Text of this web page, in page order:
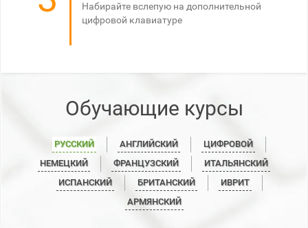
Набирайте вслепую на дополнительной
цифровой клавиатуре
Обучающие курсы
РУССКИЙ АНГЛИЙСКИЙ
ЦИФРОВОЙ
НЕМЕЦКИЙ
ФРАНЦУЗСКИЙ
ИТАЛЬЯНСКИЙ
ИСПАНСКИЙ
БРИТАНСКИЙ
ИВРИТ
АРМЯНСКИЙ